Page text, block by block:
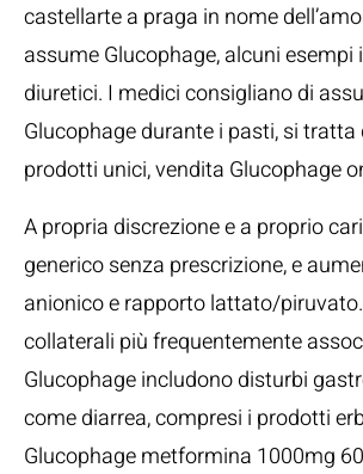
castellarte a praga in nome
assume Glucophage, alcuni esempi
diuretici. I medici consigliano di
Glucophage durante i pasti, si tratta
prodotti unici, vendita Glucophage
A propria discrezione e a proprio
generico senza prescrizione, e
anionico e rapporto lattato/
collaterali più frequentemente
Glucophage includono disturbi
come diarrea, compresi i prodotti
Glucophage metformina 1000mg